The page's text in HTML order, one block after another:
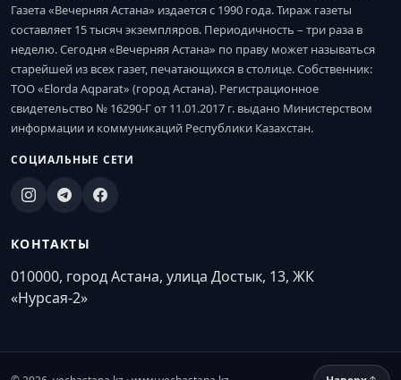
Газета «Вечерняя Астана» издается с 1990 года. Тираж газеты
составляет 15 тысяч экземпляров. Периодичность – три раза в
неделю. Сегодня «Вечерняя Астана» по праву может называться
старейшей из всех газет, печатающихся в столице. Собственник:
ТОО «Elorda Aqparat» (город Астана). Регистрационное
свидетельство № 16290-Г от 11.01.2017 г. выдано Министерством
информации и коммуникаций Республики Казахстан.
СОЦИАЛЬНЫЕ СЕТИ
КОНТАКТЫ
010000, город Астана, улица Достык, 13, ЖК
«Нурсая-2»